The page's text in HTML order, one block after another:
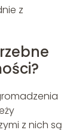
z
z nich są